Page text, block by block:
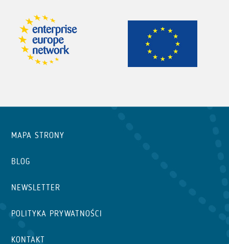
MAPA STRONY
BLOG
NEWSLETTER
POLITYKA PRYWATNOŚCI
KONTAKT